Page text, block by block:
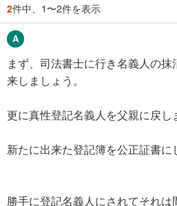
2件中、1〜2件を表示
まず、司法書士に行き名義人の
来しましょう。
更に真性登記名義人を父親に戻し
新たに出来た登記簿を公正証書に
勝手に登記名義人にされてそれは